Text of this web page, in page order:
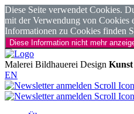
Diese Seite verwendet Cookies.
mit der Verwendung von Cookies
Informationen zu Cookies finden
Diese Information nicht mehr
Malerei Bildhauerei Design Kunst
EN